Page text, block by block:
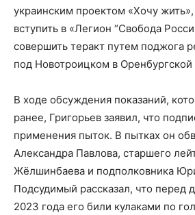
украинским проектом «Хочу
вступить в «Легион “Свобода
совершить теракт путем поджога
под Новотроицком в Оренбургской
В ходе обсуждения показаний,
ранее, Григорьев заявил, что
применения пыток. В пытках он
Александра Павлова, старшего
Жёлшинбаева и подполковника
Подсудимый рассказал, что перед
2023 года его били кулаками по